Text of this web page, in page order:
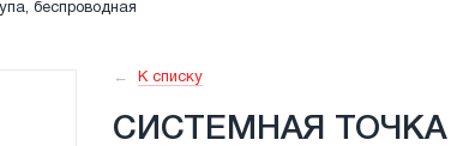
беспроводная
К списку
СИСТЕМНАЯ ТОЧКА